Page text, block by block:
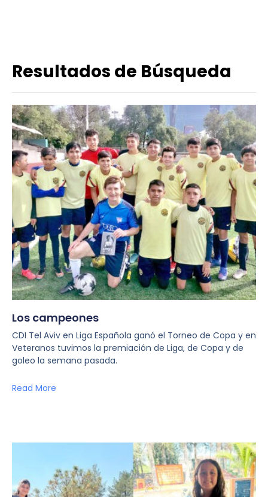
Resultados de Búsqueda
Los campeones
CDI Tel Aviv en Liga Española ganó el Torneo de Copa y en
Veteranos tuvimos la premiación de Liga, de Copa y de
goleo la semana pasada.
Read More